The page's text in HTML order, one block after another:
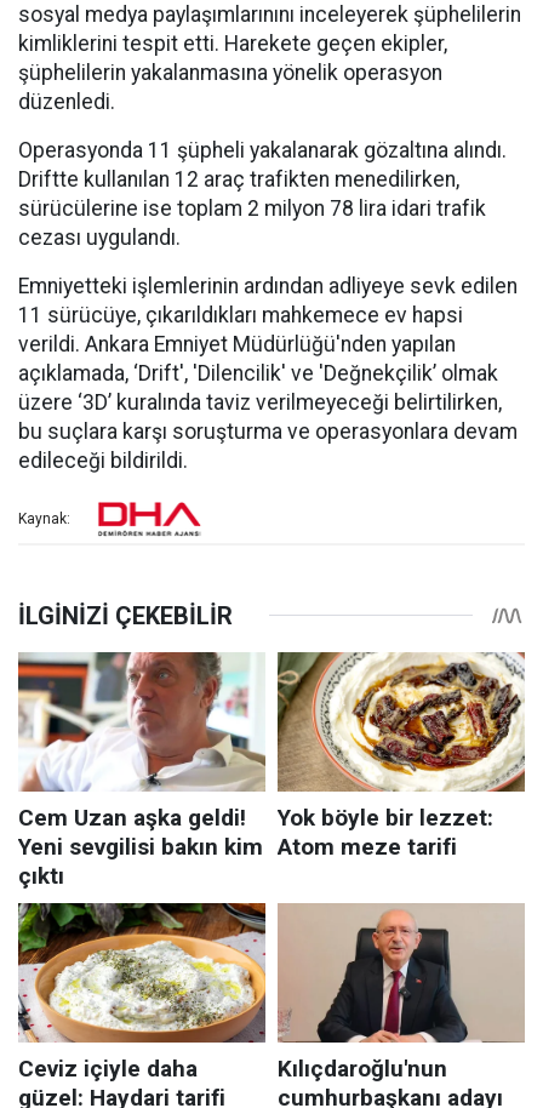
sosyal medya paylaşımlarınını inceleyerek şüphelilerin
kimliklerini tespit etti. Harekete geçen ekipler,
şüphelilerin yakalanmasına yönelik operasyon
düzenledi.
Operasyonda 11 şüpheli yakalanarak gözaltına alındı.
Driftte kullanılan 12 araç trafikten menedilirken,
sürücülerine ise toplam 2 milyon 78 lira idari trafik
cezası uygulandı.
Emniyetteki işlemlerinin ardından adliyeye sevk edilen
11 sürücüye, çıkarıldıkları mahkemece ev hapsi
verildi. Ankara Emniyet Müdürlüğü'nden yapılan
açıklamada, ‘Drift', 'Dilencilik' ve 'Değnekçilik’ olmak
üzere ‘3D’ kuralında taviz verilmeyeceği belirtilirken,
bu suçlara karşı soruşturma ve operasyonlara devam
edileceği bildirildi.
Kaynak: